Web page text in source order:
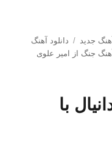
جدید برچسب‌ها
دانلود آهنگ
آهنگ جنگ از امیر علوی
با